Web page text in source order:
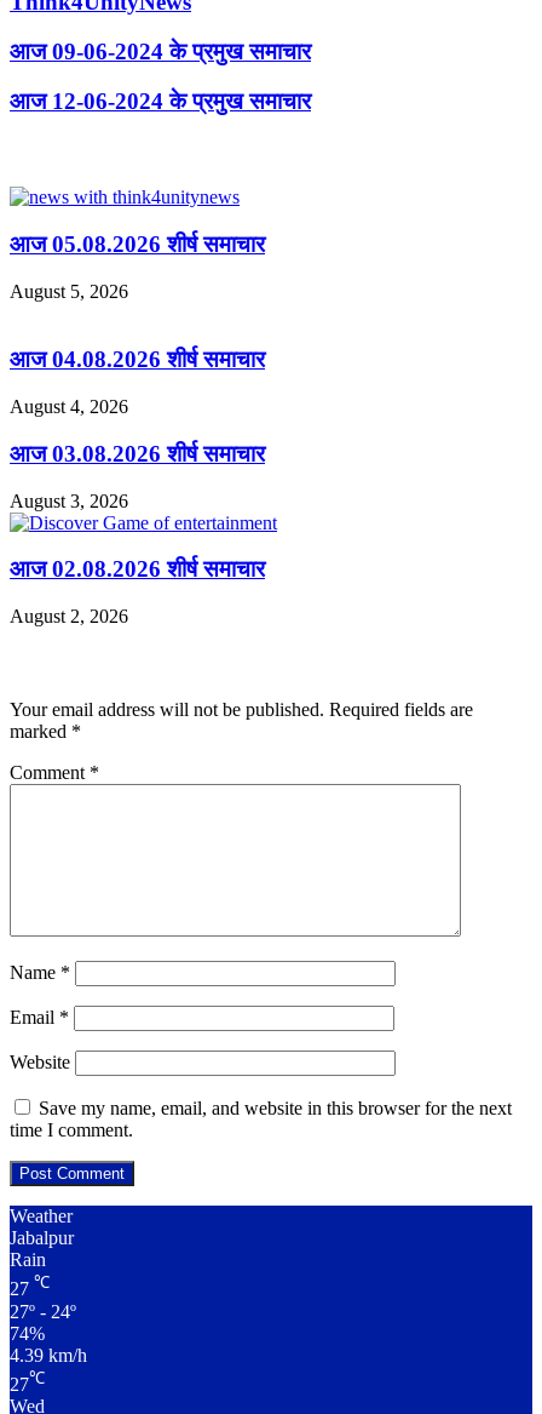
आज 09-06-2024 के प्रमुख समाचार
आज 12-06-2024 के प्रमुख समाचार
आज 05.08.2026 शीर्ष समाचार
August 5, 2026
आज 04.08.2026 शीर्ष समाचार
August 4, 2026
आज 03.08.2026 शीर्ष समाचार
August 3, 2026
आज 02.08.2026 शीर्ष समाचार
August 2, 2026
Your email address will not be published. Required fields are
marked *
Comment *
Name *
Email *
Website
Save my name, email, and website in this browser for the next
time I comment.
Weather
Jabalpur
Rain
27 ℃
27º - 24º
74%
4.39 km/h
27℃
Wed